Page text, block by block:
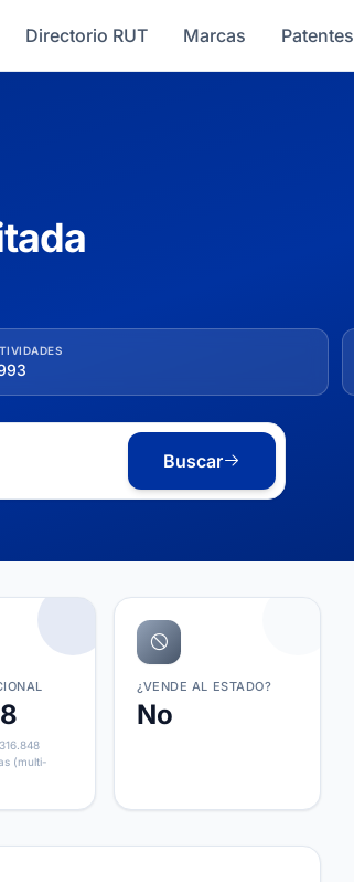
Directorio RUT Marcas Patentes
Buscar
(multi-
¿VENDE AL ESTADO?
No